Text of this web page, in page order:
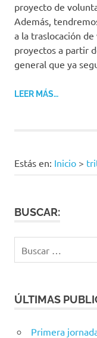
proyecto de
Además,
a la traslocación
proyectos a partir
general que ya
LEER MÁS…
Estás en: Inicio >
BUSCAR:
ÚLTIMAS
Primera